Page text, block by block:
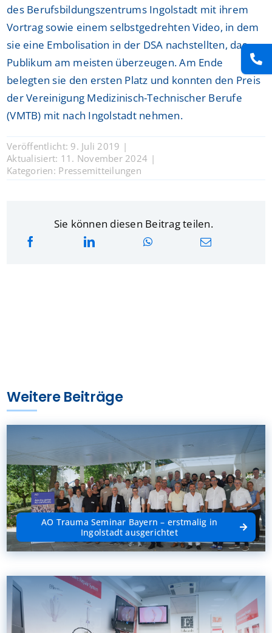
des Berufsbildungszentrums Ingolstadt mit ihrem
Vortrag sowie einem selbstgedrehten Video, in dem
sie eine Embolisation in der DSA nachstellten, das
Publikum am meisten überzeugen. Am Ende
belegten sie den ersten Platz und konnten den Preis
der Vereinigung Medizinisch-Technischer Berufe
(VMTB) mit nach Ingolstadt nehmen.
Veröffentlicht: 9. Juli 2019 |
Aktualisiert: 11. November 2024 |
Kategorien: Pressemitteilungen
Sie können diesen Beitrag teilen.
Weitere Beiträge
AO Trauma Seminar Bayern – erstmalig in
Ingolstadt ausgerichtet